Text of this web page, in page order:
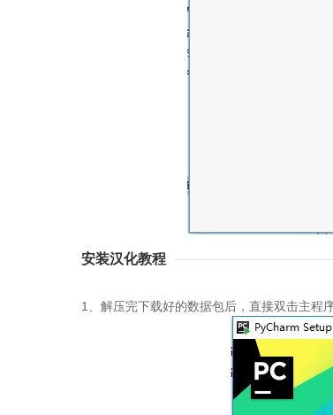
安装汉化教程
1、解压完下载好的数据包后，直接双击主程